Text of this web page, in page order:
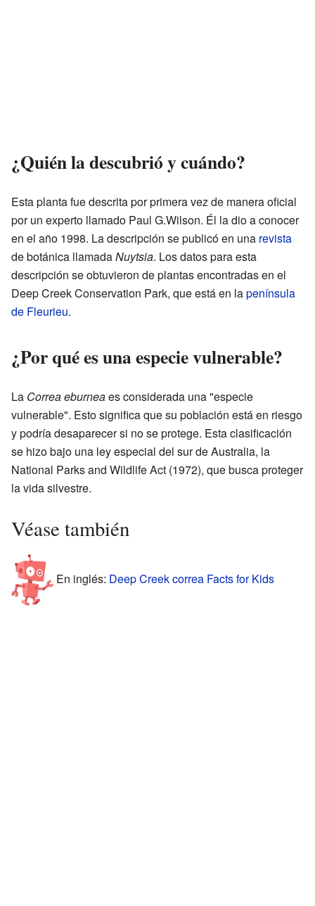
¿Quién la descubrió y cuándo?
Esta planta fue descrita por primera vez de manera oficial
por un experto llamado Paul G.Wilson. Él la dio a conocer
en el año 1998. La descripción se publicó en una revista
de botánica llamadaNuytsia. Los datos para esta
descripción se obtuvieron de plantas encontradas en el
Deep Creek Conservation Park, que está en lapenínsula
de Fleurieu.
¿Por qué es una especie vulnerable?
La Correa eburneaes considerada una "especie
vulnerable". Esto significa que su población está en riesgo
y podría desaparecer si no se protege. Esta clasificación
se hizo bajo una ley especial del sur de Australia, la
National Parks and Wildlife Act (1972), que busca proteger
la vida silvestre.
Véase también
En inglés: Deep Creek correa Facts for Kids